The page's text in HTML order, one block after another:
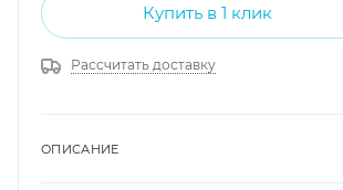
Купить в 1 клик
Рассчитать доставку
ОПИСАНИЕ